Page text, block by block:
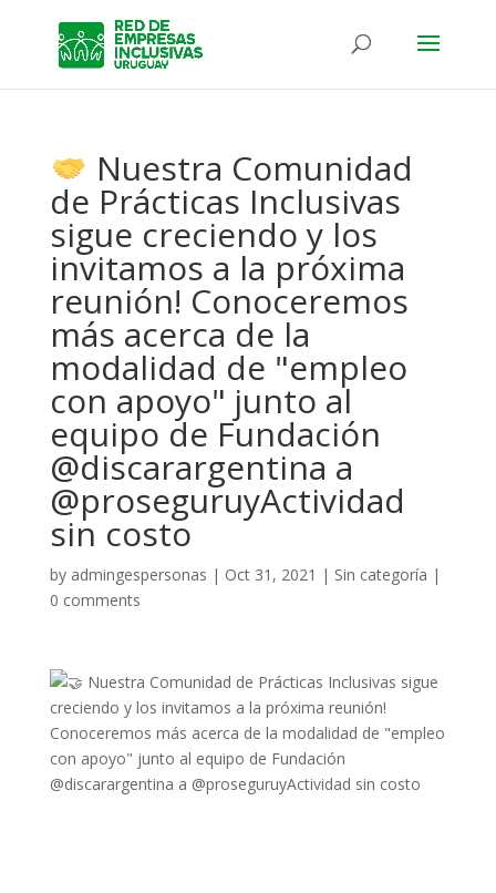
Nuestra Comunidad
de Prácticas Inclusivas
sigue creciendo y los
invitamos a la próxima
reunión! Conoceremos
más acerca de la
modalidad de "empleo
con apoyo" junto al
equipo de Fundación
@discarargentina a
@proseguruyActividad
sin costo
by admingespersonas | Oct 31, 2021 | Sin categoría |
0 comments